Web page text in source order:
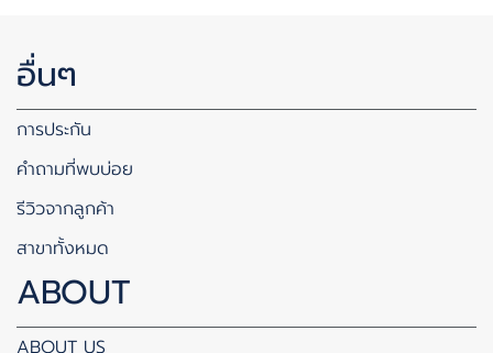
อื่นๆ
การประกัน
คำถามที่พบบ่อย
รีวิวจากลูกค้า
สาขาทั้งหมด
ABOUT
ABOUT US